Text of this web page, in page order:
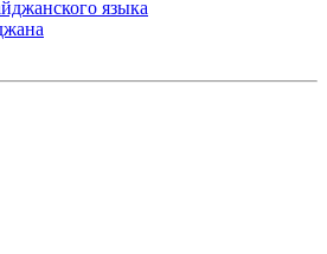
языка